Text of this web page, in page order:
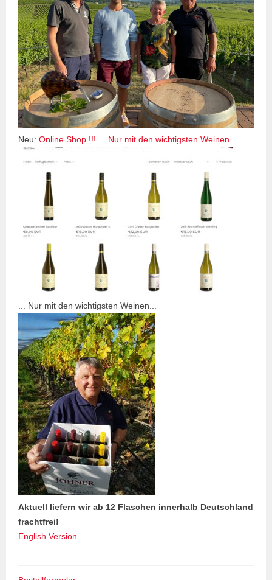
Neu:Online Shop !!! ... Nur mit den wichtigsten Weinen...
... Nur mit den wichtigsten Weinen...
Aktuell liefern wir ab 12 Flaschen innerhalb Deutschland
frachtfrei!
English Version